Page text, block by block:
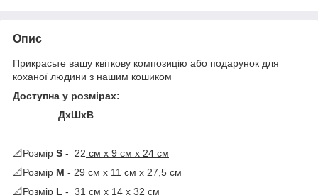
Опис
Прикрасьте вашу квіткову композицію або подарунок для
коханої людини з нашим кошиком
Доступна у розмірах:
ДхШхВ
📐Розмір S - 22 cм х 9 см х 24 см
📐Розмір М - 29 см х 11 см х 27,5 см
📐Розмір L - 31 см х 14 х 32 см